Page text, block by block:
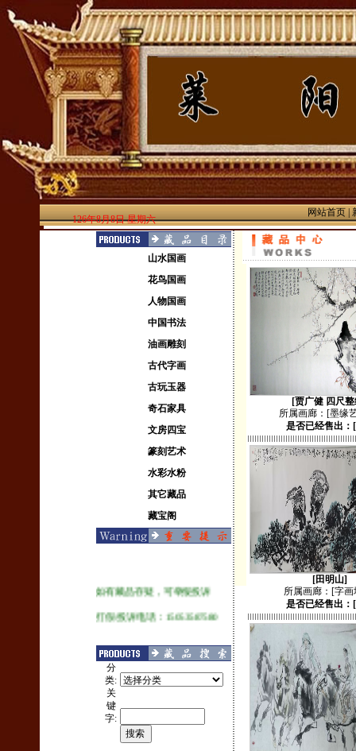
126年8月8日 星期六
网站首页|
山水国画
花鸟国画
人物国画
中国书法
油画雕刻
古代字画
古玩玉器
奇石家具
文房四宝
篆刻艺术
水彩水粉
其它藏品
藏宝阁
的专业机构。藏品大多来自画廊
画展留画，及画家本人委托代
售。绝对保真。
如有特殊原因还可申请延长。
你也想在本网卖画？
请加以下电话/微信洽
谈:15053587580
分
类:
关
键
字:
[贾广健 四尺
所属画廊： [墨缘
是否已经售出
[田明山]
所属画廊： [字画
是否已经售出